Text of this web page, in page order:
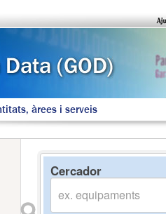
àrees i serveis
Cercador